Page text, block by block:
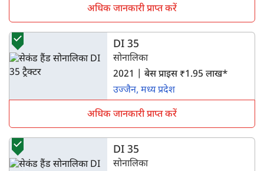
अधिक जानकारी प्राप्त करें
DI 35
सोनालिका
2021 | बेस प्राइस ₹1.95 लाख*
उज्जैन, मध्य प्रदेश
अधिक जानकारी प्राप्त करें
DI 35
सोनालिका